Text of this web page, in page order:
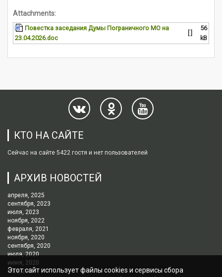
Attachments:
Повестка заседания Думы Пограничного МО на
23.04.2026.doc
56
kB
КТО НА САЙТЕ
Сейчас на сайте 5422 гостя и нет пользователей
АРХИВ НОВОСТЕЙ
апреля, 2025
сентября, 2023
июля, 2023
ноября, 2022
февраля, 2021
ноября, 2020
сентября, 2020
июля, 2020
июня, 2020
мая, 2020
Этот сайт использует файлы cookies и сервисы сбора